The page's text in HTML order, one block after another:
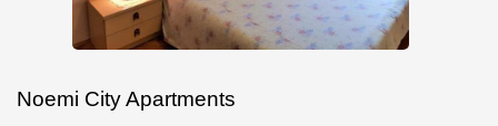
Noemi City Apartments